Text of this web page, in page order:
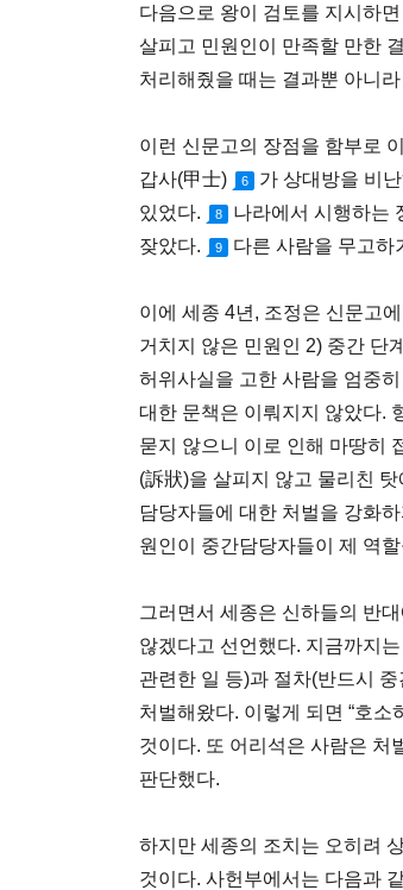
다음으로 왕이 검토를 지시하
살피고 민원인이 만족할 만한
처리해줬을 때는 결과뿐 아니
이런 신문고의 장점을 함부로
갑사(甲士)
6 가 상대방을 비
있었다.
8
나라에서 시행하는
잦았다.
9 다른 사람을 무고하
이에 세종 4년, 조정은 신문고
거치지 않은 민원인 2) 중간 단
허위사실을 고한 사람을 엄중
대한 문책은 이뤄지지 않았다.
묻지 않으니 이로 인해 마땅히
(訴狀)을 살피지 않고 물리친
담당자들에 대한 처벌을 강화
원인이 중간담당자들이 제 역
그러면서 세종은 신하들의 반
않겠다고 선언했다. 지금까지
관련한 일 등)과 절차(반드시
처벌해왔다. 이렇게 되면 “호
것이다. 또 어리석은 사람은 처
판단했다.
하지만 세종의 조치는 오히려
것이다. 사헌부에서는 다음과